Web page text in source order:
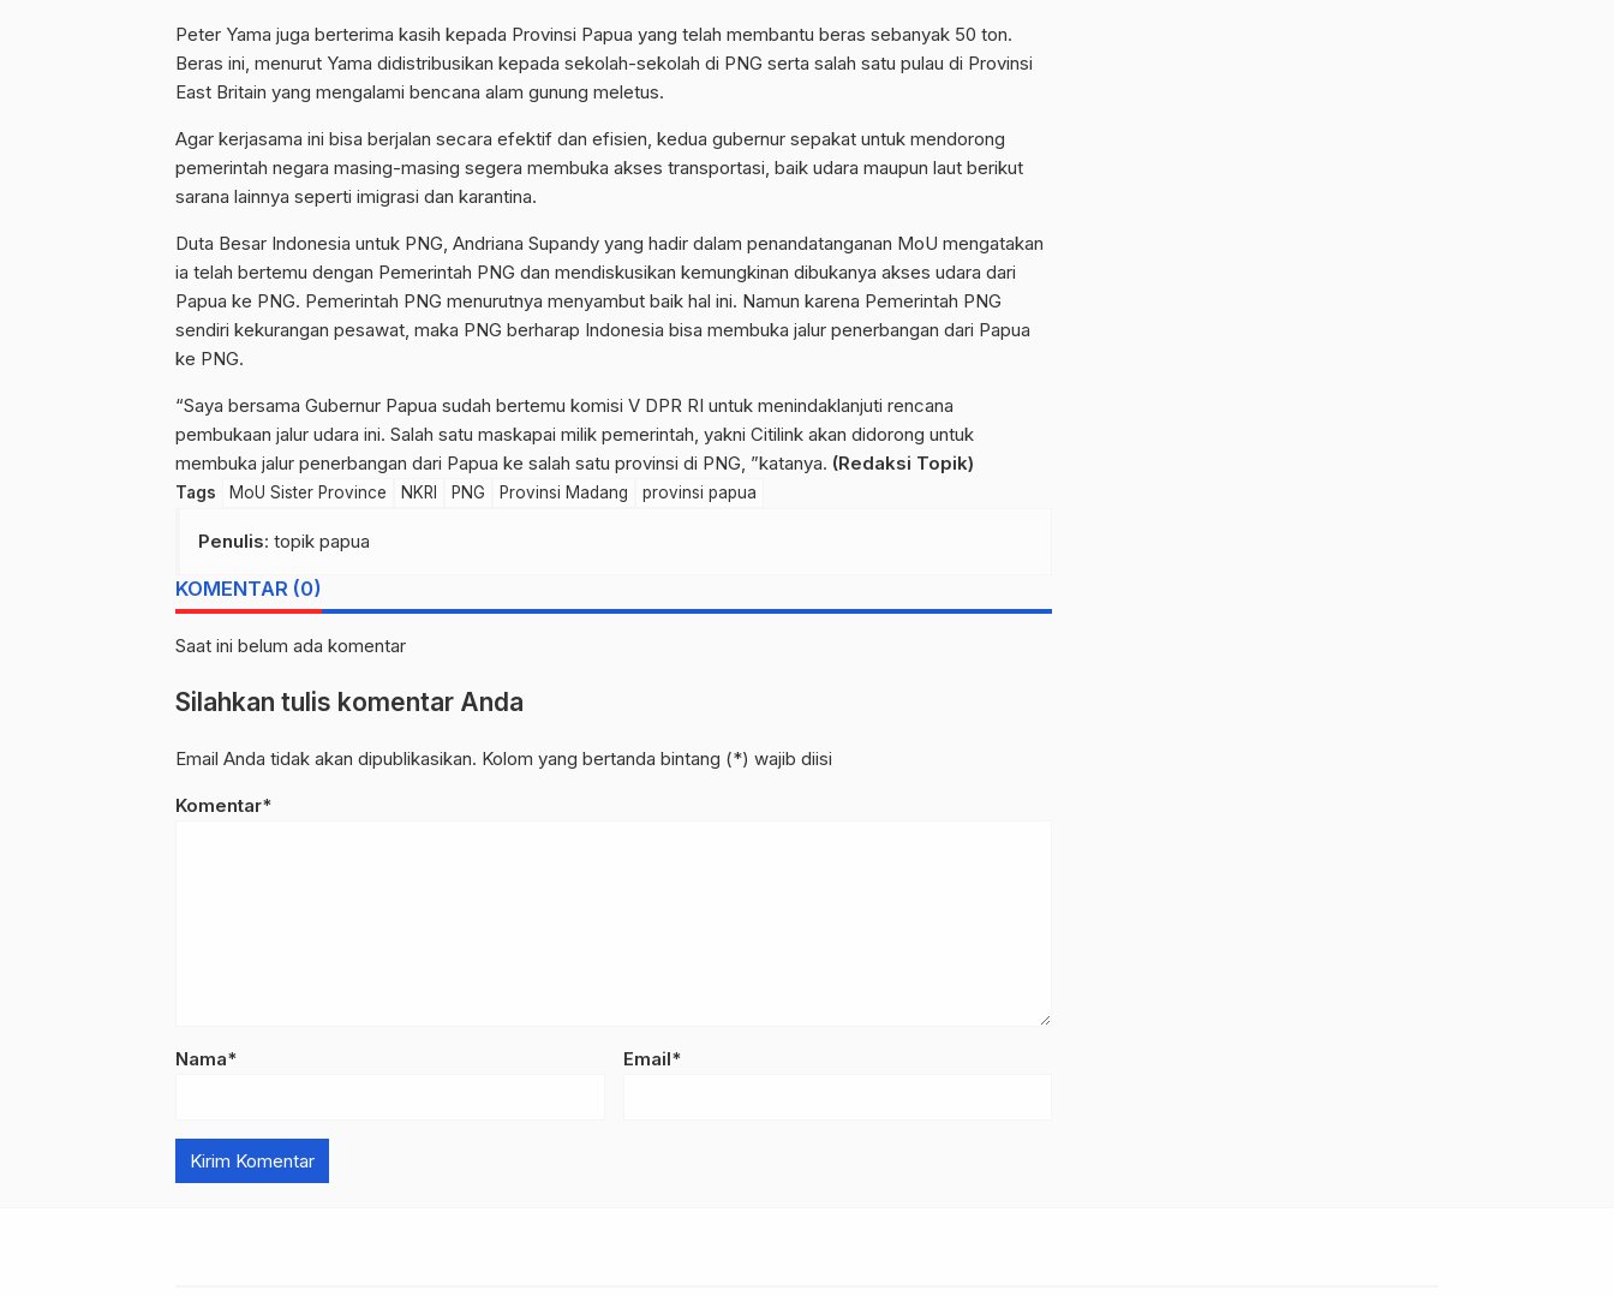
Peter Yama juga berterima kasih kepada Provinsi Papua yang telah membantu beras sebanyak 50 ton.
Beras ini, menurut Yama didistribusikan kepada sekolah-sekolah di PNG serta salah satu pulau di Provinsi
East Britain yang mengalami bencana alam gunung meletus.
Agar kerjasama ini bisa berjalan secara efektif dan efisien, kedua gubernur sepakat untuk mendorong
pemerintah negara masing-masing segera membuka akses transportasi, baik udara maupun laut berikut
sarana lainnya seperti imigrasi dan karantina.
Duta Besar Indonesia untuk PNG, Andriana Supandy yang hadir dalam penandatanganan MoU mengatakan
ia telah bertemu dengan Pemerintah PNG dan mendiskusikan kemungkinan dibukanya akses udara dari
Papua ke PNG. Pemerintah PNG menurutnya menyambut baik hal ini. Namun karena Pemerintah PNG
sendiri kekurangan pesawat, maka PNG berharap Indonesia bisa membuka jalur penerbangan dari Papua
ke PNG.
“Saya bersama Gubernur Papua sudah bertemu komisi V DPR RI untuk menindaklanjuti rencana
pembukaan jalur udara ini. Salah satu maskapai milik pemerintah, yakni Citilink akan didorong untuk
membuka jalur penerbangan dari Papua ke salah satu provinsi di PNG, ”katanya. (Redaksi Topik)
Tags MoU Sister Province NKRI PNG Provinsi Madang provinsi papua
Penulis: topik papua
KOMENTAR (0)
Saat ini belum ada komentar
Silahkan tulis komentar Anda
Email Anda tidak akan dipublikasikan. Kolom yang bertanda bintang (*) wajib diisi
Komentar*
Nama* Email*